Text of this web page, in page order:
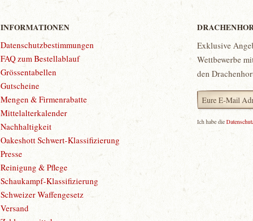
INFORMATIONEN
Datenschutzbestimmungen
FAQ zum Bestellablauf
Grössentabellen
Gutscheine
Mengen & Firmenrabatte
Mittelalterkalender
Nachhaltigkeit
Oakeshott Schwert-Klassifizierung
Presse
Reinigung & Pflege
Schaukampf-Klassifizierung
Schweizer Waffengesetz
Versand
Exklusive
Wettbewerbe
den
Ich habe die